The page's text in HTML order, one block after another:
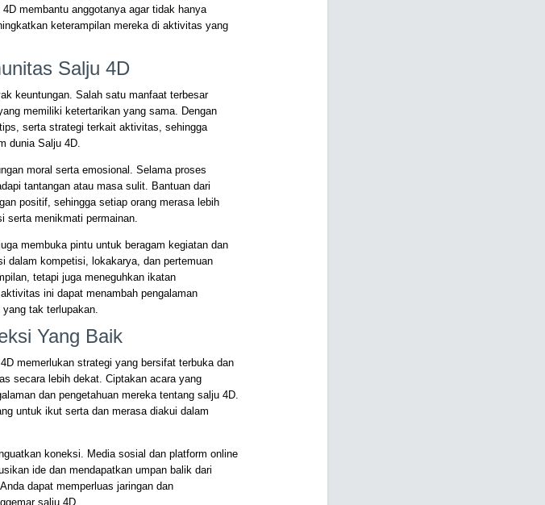
membantu anggotanya agar tidak hanya
keterampilan mereka di aktivitas yang
Salju 4D
keuntungan. Salah satu manfaat terbesar
memiliki ketertarikan yang sama. Dengan
serta strategi terkait aktivitas, sehingga
dunia Salju 4D.
moral serta emosional. Selama proses
tantangan atau masa sulit. Bantuan dari
positif, sehingga setiap orang merasa lebih
serta menikmati permainan.
membuka pintu untuk beragam kegiatan dan
dalam kompetisi, lokakarya, dan pertemuan
tetapi juga meneguhkan ikatan
ini dapat menambah pengalaman
tak terlupakan.
Yang Baik
memerlukan strategi yang bersifat terbuka dan
secara lebih dekat. Ciptakan acara yang
dan pengetahuan mereka tentang salju 4D.
untuk ikut serta dan merasa diakui dalam
koneksi. Media sosial dan platform online
ide dan mendapatkan umpan balik dari
dapat memperluas jaringan dan
salju 4D.